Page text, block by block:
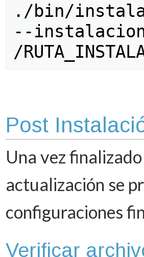
. / bin/
--
/
Post
Una vez
actualización se
configuraciones
Verificar